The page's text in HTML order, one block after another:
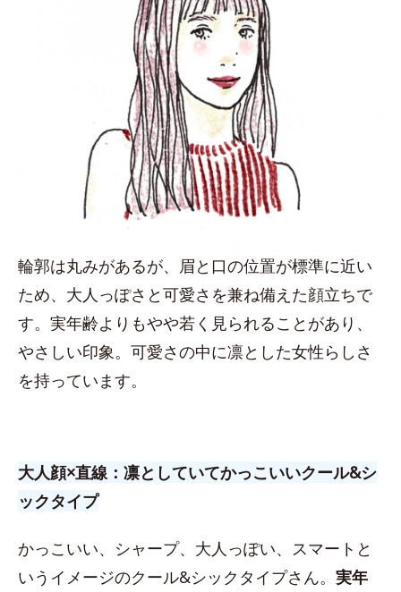
輪郭は丸みがあるが、眉と口の位置が標準に近い
ため、大人っぽさと可愛さを兼ね備えた顔立ちで
す。実年齢よりもやや若く見られることがあり、
やさしい印象。可愛さの中に凛とした女性らしさ
を持っています。
大人顔×直線：凛としていてかっこいいクール&シ
ックタイプ
かっこいい、シャープ、大人っぽい、スマートと
いうイメージのクール&シックタイプさん。 実年